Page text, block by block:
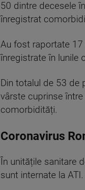
50 dintre decesele
înregistrat
Au fost raportate 17
înregistrate în lunile
Din totalul de 53 de
vârste cuprinse
comorbidități.
Coronavirus
În unitățile sanitare
sunt internate la